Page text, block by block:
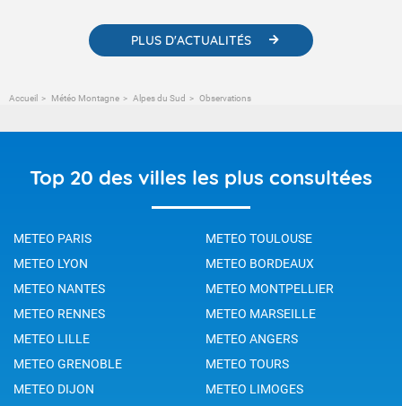
PLUS D'ACTUALITÉS
Accueil Météo Montagne Alpes du Sud Observations
Top 20 des villes les plus consultées
METEO PARIS
METEO TOULOUSE
METEO LYON
METEO BORDEAUX
METEO NANTES
METEO MONTPELLIER
METEO RENNES
METEO MARSEILLE
METEO LILLE
METEO ANGERS
METEO GRENOBLE
METEO TOURS
METEO DIJON
METEO LIMOGES